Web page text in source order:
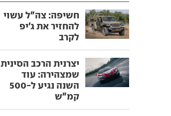
חשיפה: צה"ל עשוי
להחזיר את ג'יפ
לקרב
יצרנית הרכב הסינית
שמצהירה: עוד
השנה נגיע ל-500
קמ"ש